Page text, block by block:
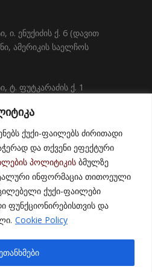
ქუქი-ფაილებს ძირითადი
და თქვენი ეფექტური
პოლიტიკის ბმულზე
ინფორმაცია თითოეული
ქუქი-ფაილები
ფუნქციონირებისთვის და
Cookie Policy
ი. ენუქიძის ქ. 6 (დავით
ამერიკის საელჩოს
ტ. ფუტკარაძის ქ. 1
European University